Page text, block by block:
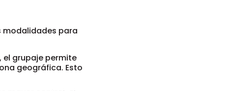
modalidades para
grupaje permite
geográfica. Esto